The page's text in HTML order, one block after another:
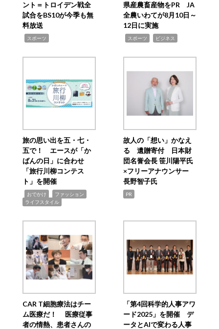
ント＝トロイデン戦全
試合をBS10が今季も無
料放送
スポーツ
県産農畜産物をPR JA
全農いわてが8月10日～
12日に実施
スポーツ ビジネス
旅の思い出を五・七・
五で！ エースが「か
ばんの日」に合わせ
「旅行川柳コンテス
ト」を開催
おでかけ ファッション
ライフスタイル
故人の「想い」かなえ
る 遺贈寄付 日本財
団名誉会長 笹川陽平氏
×フリーアナウンサー
長野智子氏
PR
CAR T細胞療法はチー
ム医療だ！ 医療従事
者の情熱、患者さんの
「第4回科学的人事アワ
ード2025」を開催 デ
ータとAIで変わる人事